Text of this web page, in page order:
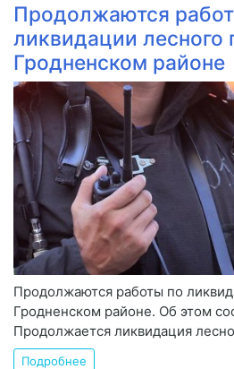
Продолжаются
ликвидации лесного
Гродненском районе
Продолжаются работы по
Гродненском районе. Об этом
Продолжается ликвидация
Подробнее